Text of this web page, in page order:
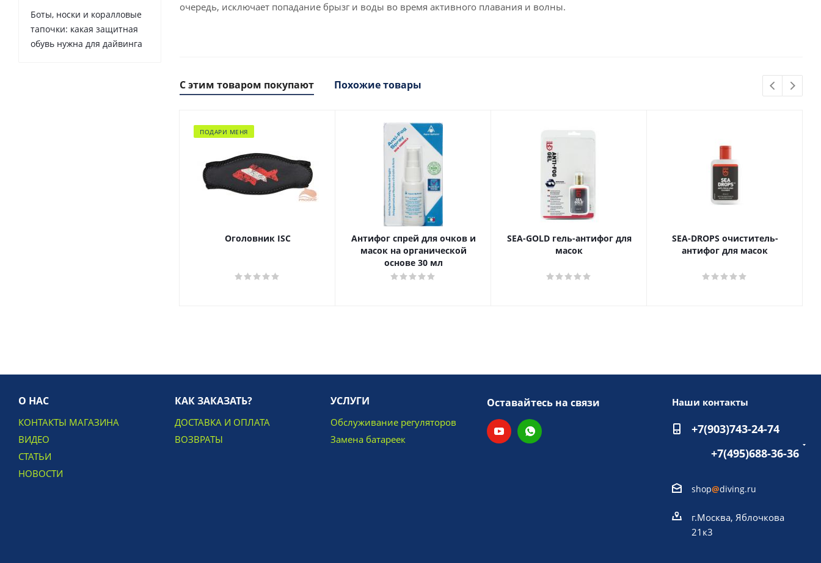
очередь, исключает попадание брызг и воды во время активного плавания и волны.
С этим товаром покупают Похожие товары
ПОДАРИ МЕНЯ
Оголовник ISC
Антифог спрей для очков и
масок на органической
основе 30 мл
SEA-GOLD гель-антифог для
масок
SEA-DROPS очиститель-
антифог для масок
Боты, носки и коралловые
тапочки: какая защитная
обувь нужна для дайвинга
О НАС
КОНТАКТЫ МАГАЗИНА
ВИДЕО
СТАТЬИ
НОВОСТИ
КАК ЗАКАЗАТЬ?
ДОСТАВКА И ОПЛАТА
ВОЗВРАТЫ
УСЛУГИ
Обслуживание регуляторов
Замена батареек
Оставайтесь на связи Наши контакты
+7(903)743-24-74
+7(495)688-36-36
shop@diving.ru
г.Москва, Яблочкова
21к3